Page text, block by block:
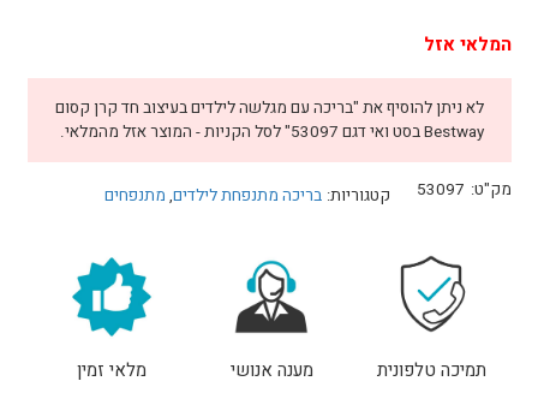
היה:
₪320.
₪249.
המלאי אזל
לא ניתן להוסיף את "בריכה עם מגלשה לילדים בעיצוב חד קרן קסום
Bestway בסט ואי דגם 53097" לסל הקניות - המוצר אזל מהמלאי.
מק"ט: 53097 קטגוריות: בריכה מתנפחת לילדים, מתנפחים
תמיכה טלפונית מענה אנושי מלאי זמין